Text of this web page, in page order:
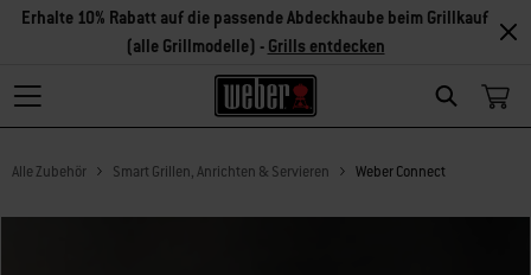
Search
Erhalte 10% Rabatt auf die passende Abdeckhaube beim Grillkauf
(alle Grillmodelle) - Grills entdecken
Alle Zubehör Smart Grillen, Anrichten & Servieren Weber Connect